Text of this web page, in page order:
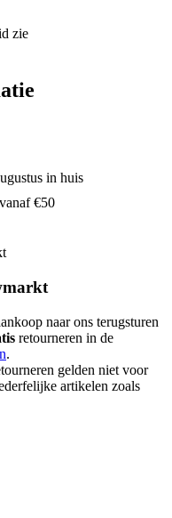
zie
in huis
€50
naar ons terugsturen
retourneren in de
.
gelden niet voor
artikelen zoals